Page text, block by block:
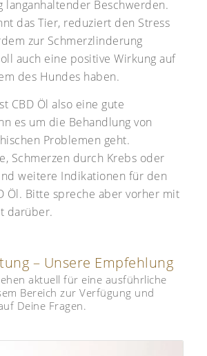
langanhaltender Beschwerden.
das Tier, reduziert den Stress
zur Schmerzlinderung
auch eine positive Wirkung auf
des Hundes haben.
CBD Öl also eine gute
es um die Behandlung von
Problemen geht.
Schmerzen durch Krebs oder
weitere Indikationen für den
Öl. Bitte spreche aber vorher mit
darüber.
– Unsere Empfehlung
aktuell für eine ausführliche
Bereich zur Verfügung und
Deine Fragen.